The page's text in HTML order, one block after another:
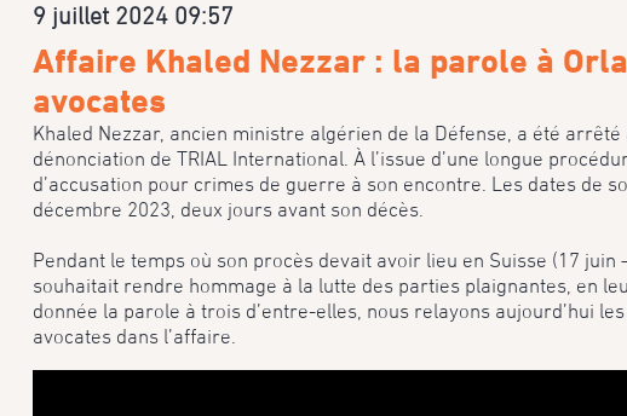
9 juillet 2024 09:57
Affaire Khaled Nezzar : la parole à
avocates
Khaled Nezzar, ancien ministre algérien de la Défense, a été
dénonciation de TRIAL International. À l’issue d’une longue
d’accusation pour crimes de guerre à son encontre. Les dates de
décembre 2023, deux jours avant son décès.
Pendant le temps où son procès devait avoir lieu en Suisse (17 juin
souhaitait rendre hommage à la lutte des parties plaignantes, en
donnée la parole à trois d’entre-elles, nous relayons aujourd’hui
avocates dans l’affaire.